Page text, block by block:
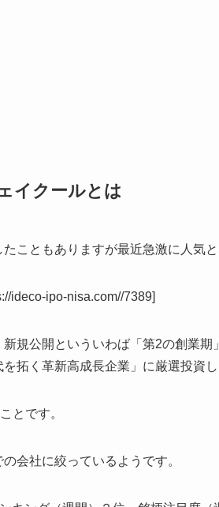
イクールとは
こともありますが最近急激に人気
ideco-ipo-nisa.com//7389]
規公開といういわば「第2の創業
拓く革新高成長企業」に厳選投資し
とです。
会社に絞っているようです。